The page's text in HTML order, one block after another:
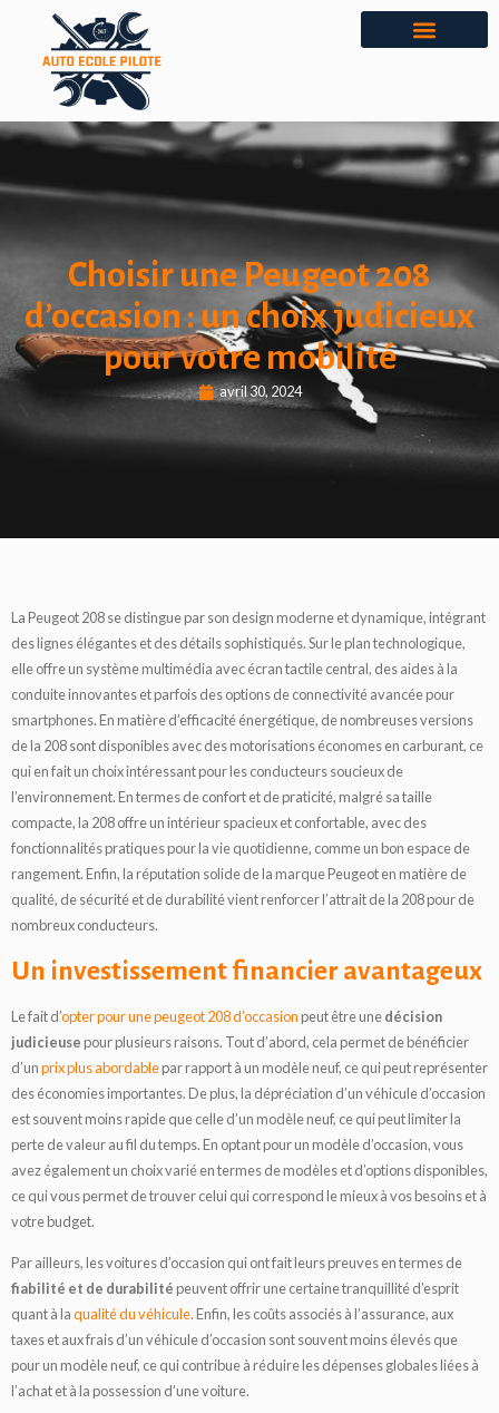
Choisir une Peugeot 208
d’occasion : un choix judicieux
pour votre mobilité
avril 30, 2024
La Peugeot 208 se distingue par son design moderne et dynamique, intégrant
des lignes élégantes et des détails sophistiqués. Sur le plan technologique,
elle offre un système multimédia avec écran tactile central, des aides à la
conduite innovantes et parfois des options de connectivité avancée pour
smartphones. En matière d’efficacité énergétique, de nombreuses versions
de la 208 sont disponibles avec des motorisations économes en carburant, ce
qui en fait un choix intéressant pour les conducteurs soucieux de
l’environnement. En termes de confort et de praticité, malgré sa taille
compacte, la 208 offre un intérieur spacieux et confortable, avec des
fonctionnalités pratiques pour la vie quotidienne, comme un bon espace de
rangement. Enfin, la réputation solide de la marque Peugeot en matière de
qualité, de sécurité et de durabilité vient renforcer l’attrait de la 208 pour de
nombreux conducteurs.
Un investissement financier avantageux
Le fait d’opter pour une peugeot 208 d’occasionpeut être unedécision
judicieusepour plusieurs raisons. Tout d’abord, cela permet de bénéficier
d’unprix plus abordablepar rapport à un modèle neuf, ce qui peut représenter
des économies importantes. De plus, la dépréciation d’un véhicule d’occasion
est souvent moins rapide que celle d’un modèle neuf, ce qui peut limiter la
perte de valeur au fil du temps. En optant pour un modèle d’occasion, vous
avez également un choix varié en termes de modèles et d’options disponibles,
ce qui vous permet de trouver celui qui correspond le mieux à vos besoins et à
votre budget.
Par ailleurs, les voitures d’occasion qui ont fait leurs preuves en termes de
fiabilité et de durabilitépeuvent offrir une certaine tranquillité d’esprit
quant à laqualité du véhicule. Enfin, les coûts associés à l’assurance, aux
taxes et aux frais d’un véhicule d’occasion sont souvent moins élevés que
pour un modèle neuf, ce qui contribue à réduire les dépenses globales liées à
l’achat et à la possession d’une voiture.